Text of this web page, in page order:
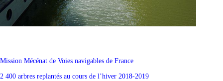
Mission Mécénat de Voies navigables de France
2 400 arbres replantés au cours de l’hiver 2018-2019